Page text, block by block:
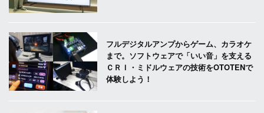
フルデジタルアンプからゲーム、カラオケ
まで。ソフトウェアで「いい音」を支える
ＣＲＩ・ミドルウェアの技術をOTOTENで
体験しよう！